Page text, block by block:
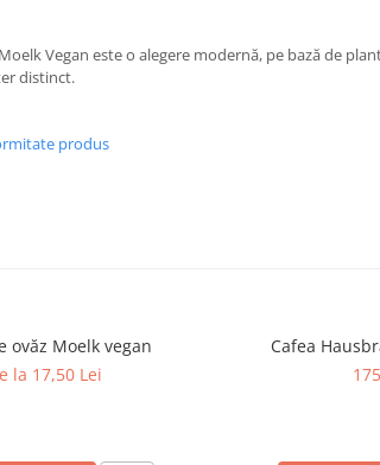
Vegan este o alegere modernă, pe bază de
distinct.
produs
ovăz Moelk vegan
la 17,50 Lei
Cafea